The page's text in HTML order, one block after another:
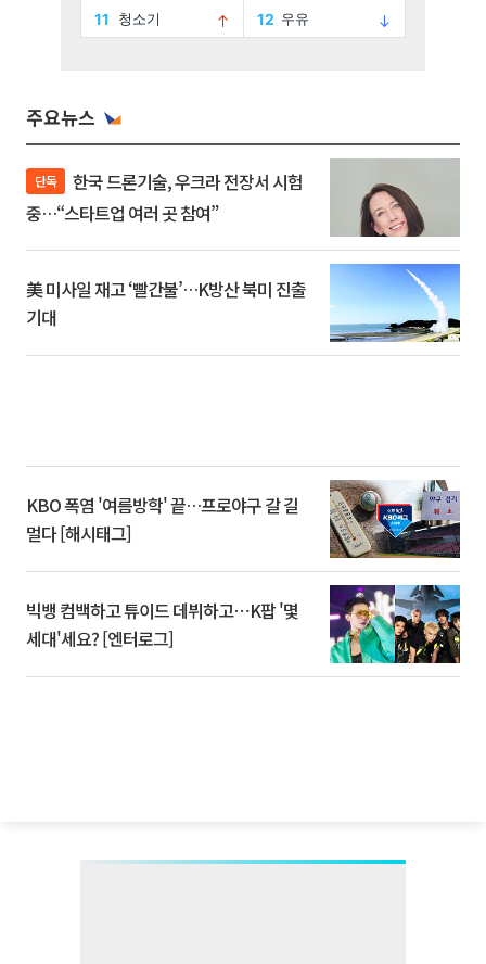
주요뉴스
단독
중…“스타트업 여러 곳 참여”
美 미사일 재고 ‘빨간불’…K방산 북미 진출
기대
KBO 폭염 '여름방학' 끝…프로야구 갈 길
멀다 [해시태그]
빅뱅 컴백하고 튜이드 데뷔하고⋯K팝 '몇
세대'세요? [엔터로그]